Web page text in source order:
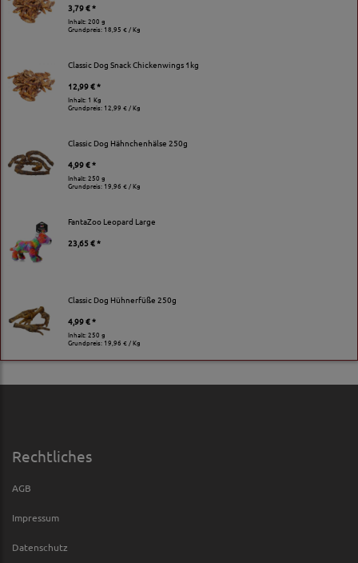
3,79 € *
Inhalt: 200 g
Grundpreis:18,95 € / Kg
Classic Dog Snack Chickenwings 1kg
12,99 € *
Inhalt: 1 Kg
Grundpreis: 12,99 € / Kg
Classic Dog Hähnchenhälse 250g
4,99 € *
Inhalt: 250 g
Grundpreis:19,96 € / Kg
FantaZoo Leopard Large
23,65 € *
Classic Dog Hühnerfüße 250g
4,99 € *
Inhalt: 250 g
Grundpreis:19,96 € / Kg
Rechtliches
AGB
Impressum
Datenschutz